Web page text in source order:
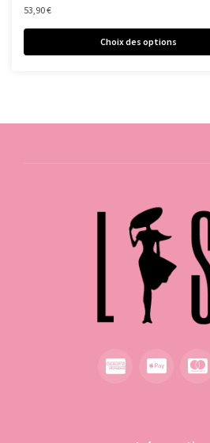
53,90€
Choix des options